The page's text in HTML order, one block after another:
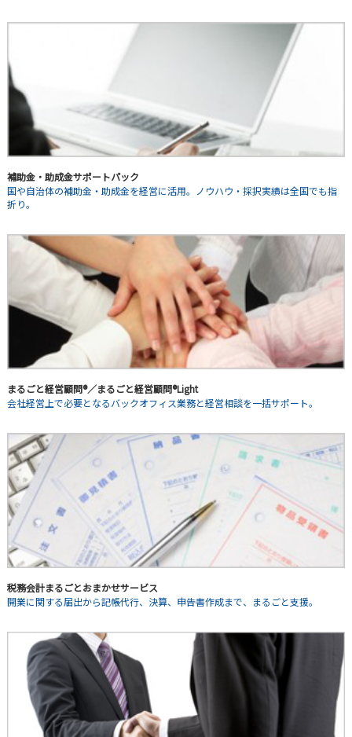
補助金・助成金サポートパック
国や自治体の補助金・助成金を経営に活用。ノウハウ・採択実績は全国でも指
折り。
まるごと経営顧問®／まるごと経営顧問®Light
会社経営上で必要となるバックオフィス業務と経営相談を一括サポート。
税務会計まるごとおまかせサービス
開業に関する届出から記帳代行、決算、申告書作成まで、まるごと支援。